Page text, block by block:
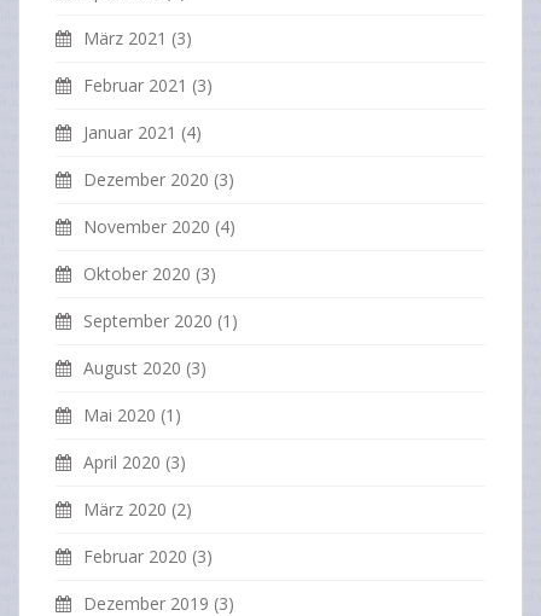
März 2021 (3)
Februar 2021 (3)
Januar 2021 (4)
Dezember 2020 (3)
November 2020 (4)
Oktober 2020 (3)
September 2020 (1)
August 2020 (3)
Mai 2020 (1)
April 2020 (3)
März 2020 (2)
Februar 2020 (3)
Dezember 2019 (3)